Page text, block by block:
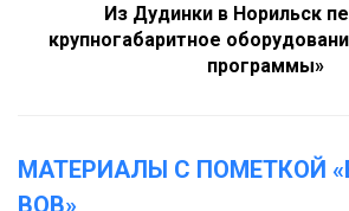
Из Дудинки в Норильск
крупногабаритное
программы»
МАТЕРИАЛЫ С ПОМЕТКОЙ
ВОВ»